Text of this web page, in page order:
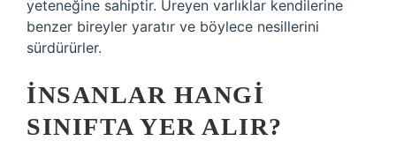
yeteneğine sahiptir. Üreyen varlıklar kendilerine
benzer bireyler yaratır ve böylece nesillerini
sürdürürler.
İNSANLAR HANGI
SINIFTA YER ALIR?